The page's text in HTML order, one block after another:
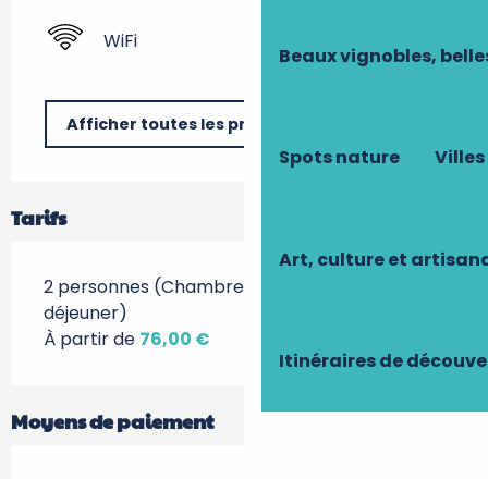
Beaux vignobles,
Spots nature
Art, culture et
Itinéraires de
WiFi
Afficher toutes les prestations
Tarifs
2 personnes (Chambres d'hôtes + petit
déjeuner)
À partir de 76,00 €
Moyens de paiement